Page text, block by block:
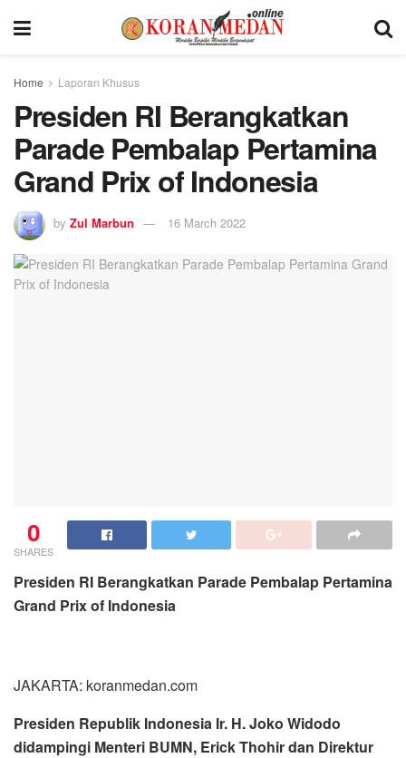
Home Laporan Khusus
Presiden RI Berangkatkan
Parade Pembalap Pertamina
Grand Prix of Indonesia
by Zul Marbun 16 March 2022
0
SHARES
Presiden RI Berangkatkan Parade Pembalap Pertamina
Grand Prix of Indonesia
JAKARTA: koranmedan.com
Presiden Republik Indonesia Ir. H. Joko Widodo
didampingi Menteri BUMN, Erick Thohir dan Direktur